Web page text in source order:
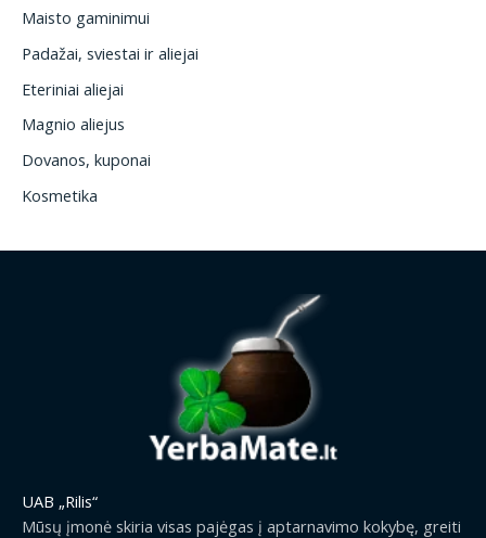
Maisto gaminimui
Padažai, sviestai ir aliejai
Eteriniai aliejai
Magnio aliejus
Dovanos, kuponai
Kosmetika
UAB „Rilis“
Mūsų įmonė skiria visas pajėgas į aptarnavimo kokybę, greiti